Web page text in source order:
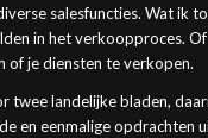
salesfuncties. Wat ik
in het verkoopproces.
of je diensten te verkopen.
twee landelijke bladen,
en eenmalige opdrachten